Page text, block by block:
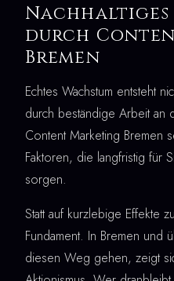
Nachhaltiges
durch
Bremen
Echtes Wachstum entsteht
durch beständige Arbeit an
Content Marketing Bremen
Faktoren, die langfristig für
sorgen.
Statt auf kurzlebige Effekte
Fundament. In Bremen und
diesen Weg gehen, zeigt